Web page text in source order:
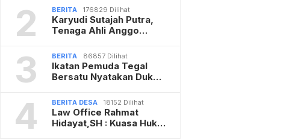
2 BERITA 176829 Dilihat
Karyudi Sutajah Putra,
Tenaga Ahli Anggo…
3 BERITA 86857 Dilihat
Ikatan Pemuda Tegal
Bersatu Nyatakan Duk…
4 BERITA DESA 18152 Dilihat
Law Office Rahmat
Hidayat,SH : Kuasa Huk…